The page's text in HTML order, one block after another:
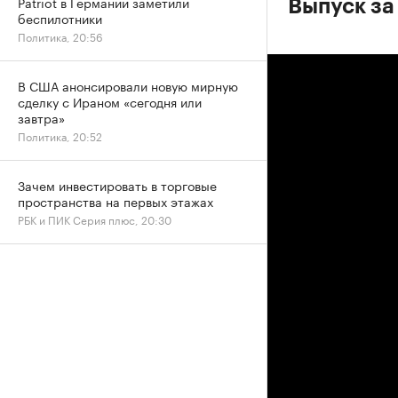
Выпуск
беспилотники
Политика, 20:56
В США анонсировали новую мирную
сделку с Ираном «сегодня или
завтра»
Политика, 20:52
Зачем инвестировать в торговые
пространства на первых этажах
РБК и ПИК Серия плюс, 20:30